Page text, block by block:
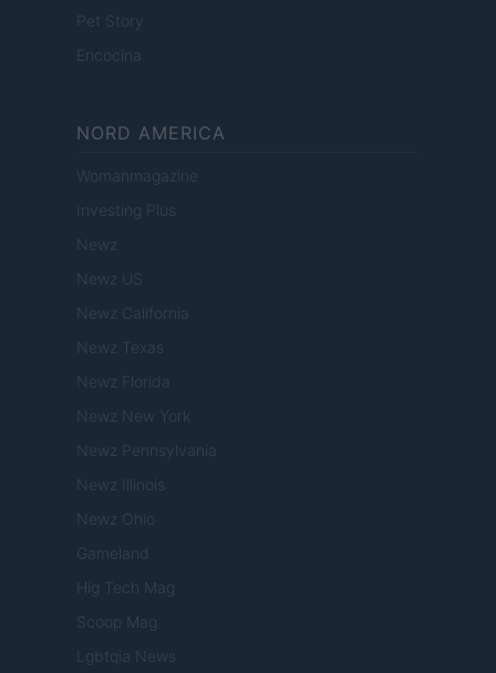
Pet Story
Encocina
NORD AMERICA
Womanmagazine
Investing Plus
Newz
Newz US
Newz California
Newz Texas
Newz Florida
Newz New York
Newz Pennsylvania
Newz Illinois
Newz Ohio
Gameland
Hig Tech Mag
Scoop Mag
Lgbtqia News